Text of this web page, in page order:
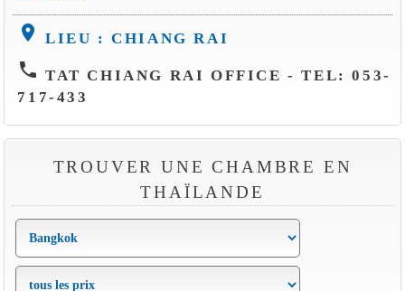
location_on LIEU : CHIANG RAI
phone TAT CHIANG RAI OFFICE - TEL: 053-
717-433
TROUVER UNE CHAMBRE EN
THAÏLANDE